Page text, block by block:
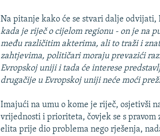
Na pitanje kako će se stvari dalje odvijati,
kada je riječ o cijelom regionu - on je na
među različitim akterima, ali to traži i
zahtjevima, političari moraju prevazići
Evropskoj uniji i tada će interese
drugačije u Evropskoj uniji neće moći
Imajući na umu o kome je riječ, osjetivši
vrijednosti i prioriteta, čovjek se s
elita prije dio problema nego rješenja,